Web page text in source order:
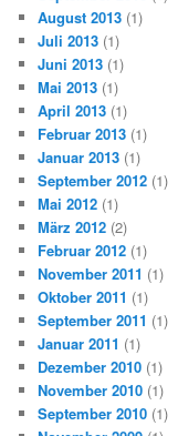
August 2013 (1)
Juli 2013 (1)
Juni 2013 (1)
Mai 2013 (1)
April 2013 (1)
Februar 2013 (1)
Januar 2013 (1)
September 2012 (1)
Mai 2012 (1)
März 2012 (2)
Februar 2012 (1)
November 2011 (1)
Oktober 2011 (1)
September 2011 (1)
Januar 2011 (1)
Dezember 2010 (1)
November 2010 (1)
September 2010 (1)